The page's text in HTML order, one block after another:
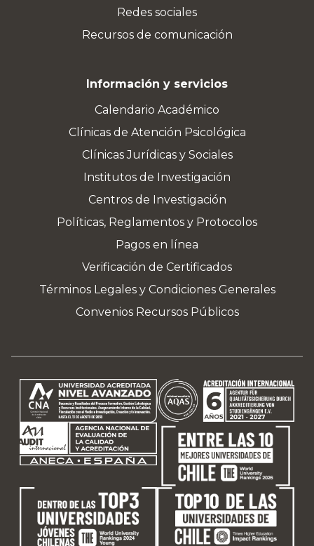
Redes sociales
Recursos de comunicación
Información y servicios
Calendario Académico
Clínicas de Atención Psicológica
Clínicas Jurídicas y Sociales
Institutos de Investigación
Centros de Investigación
Políticas, Reglamentos y Protocolos
Pagos en línea
Verificación de Certificados
Términos Legales y Condiciones Generales
Convenios Recursos Públicos